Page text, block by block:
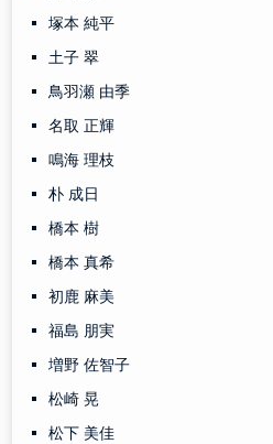
塚本 純平
土子 翠
鳥羽瀬 由季
名取 正輝
鳴海 理枝
朴 成日
橋本 樹
橋本 真希
初鹿 麻美
福島 朋実
増野 佐智子
松崎 晃
松下 美佳